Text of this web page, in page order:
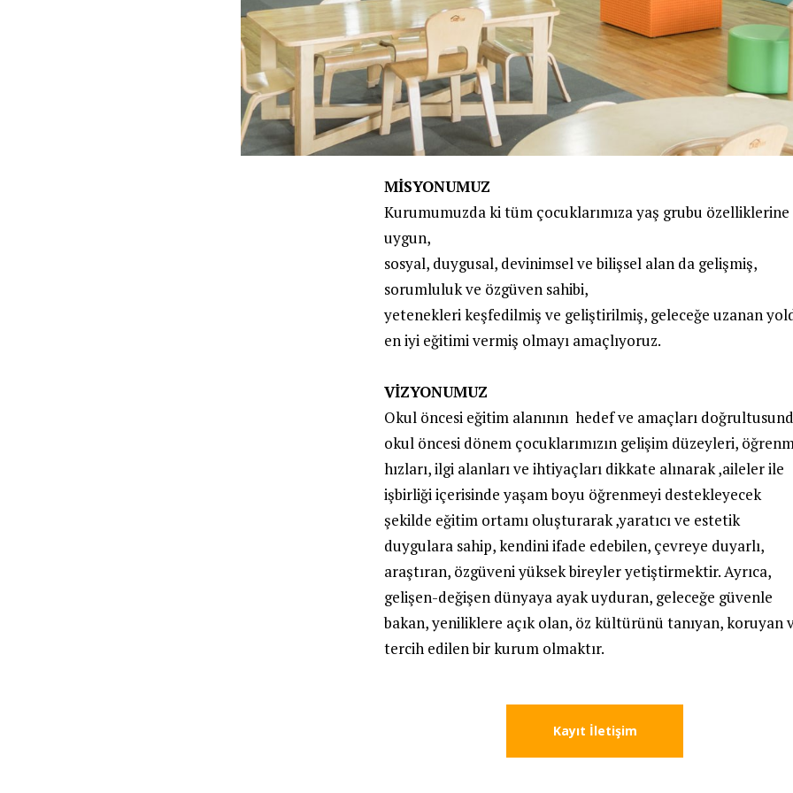
MİSYONUMUZ
Kurumumuzda ki tüm çocuklarımıza yaş grubu özelliklerine
uygun,
sosyal, duygusal, devinimsel ve bilişsel alan da gelişmiş,
sorumluluk ve özgüven sahibi,
yetenekleri keşfedilmiş ve geliştirilmiş, geleceğe uzanan
en iyi eğitimi vermiş olmayı amaçlıyoruz.
VİZYONUMUZ
Okul öncesi eğitim alanının hedef ve amaçları
okul öncesi dönem çocuklarımızın gelişim düzeyleri,
hızları, ilgi alanları ve ihtiyaçları dikkate alınarak ,aileler ile
işbirliği içerisinde yaşam boyu öğrenmeyi destekleyecek
şekilde eğitim ortamı oluşturarak ,yaratıcı ve estetik
duygulara sahip, kendini ifade edebilen, çevreye duyarlı,
araştıran, özgüveni yüksek bireyler yetiştirmektir. Ayrıca,
gelişen-değişen dünyaya ayak uyduran, geleceğe güvenle
bakan, yeniliklere açık olan, öz kültürünü tanıyan, koruyan
tercih edilen bir kurum olmaktır.
Kayıt İletişim